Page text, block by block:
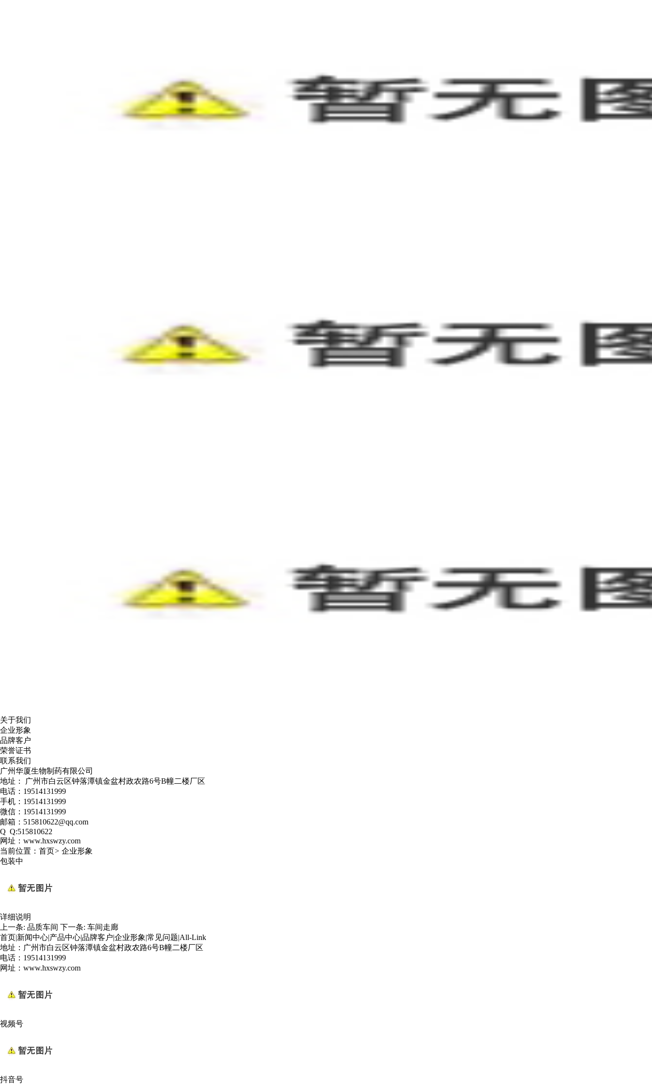
关于我们
企业形象
品牌客户
荣誉证书
联系我们
广州华厦生物制药有限公司
地址： 广州市白云区钟落潭镇金盆村政农路6号B幢二楼厂区
电话：19514131999
手机： 19514131999
微信： 19514131999
邮箱： 515810622@qq.com
Q Q:515810622
网址：www.hxswzy.com
当前位置： 首页> 企业形象
包装中
详细说明
上一条: 品质车间 下一条: 车间走廊
首页|新闻中心|产品中心|品牌客户|企业形象|常见问题|All-Link
地址：广州市白云区钟落潭镇金盆村政农路6号B幢二楼厂区
电话：19514131999
网址：www.hxswzy.com
视频号
抖音号